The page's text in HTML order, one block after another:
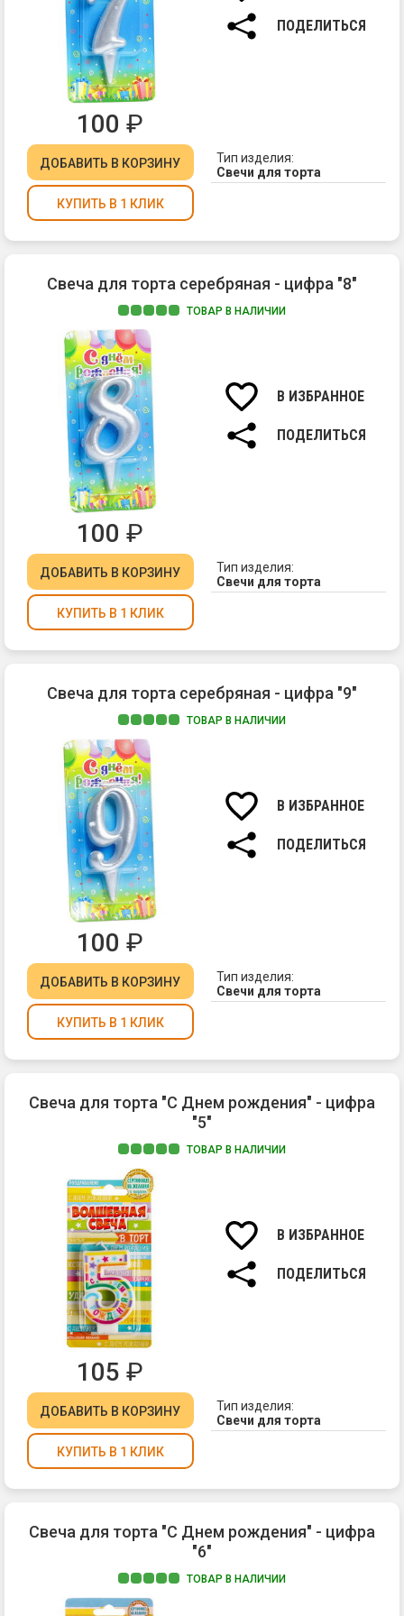
ПОДЕЛИТЬСЯ
100 ₽
ДОБАВИТЬ В КОРЗИНУ
КУПИТЬ В 1 КЛИК
Тип изделия:
Свечи для торта
Свеча для торта серебряная - цифра "8"
ТОВАР В НАЛИЧИИ
В ИЗБРАННОЕ
ПОДЕЛИТЬСЯ
100 ₽
ДОБАВИТЬ В КОРЗИНУ
КУПИТЬ В 1 КЛИК
Тип изделия:
Свечи для торта
Свеча для торта серебряная - цифра "9"
ТОВАР В НАЛИЧИИ
В ИЗБРАННОЕ
ПОДЕЛИТЬСЯ
100 ₽
ДОБАВИТЬ В КОРЗИНУ
КУПИТЬ В 1 КЛИК
Тип изделия:
Свечи для торта
Свеча для торта "С Днем рождения" - цифра
"5"
ТОВАР В НАЛИЧИИ
В ИЗБРАННОЕ
ПОДЕЛИТЬСЯ
105 ₽
ДОБАВИТЬ В КОРЗИНУ
КУПИТЬ В 1 КЛИК
Тип изделия:
Свечи для торта
Свеча для торта "С Днем рождения" - цифра
"6"
ТОВАР В НАЛИЧИИ